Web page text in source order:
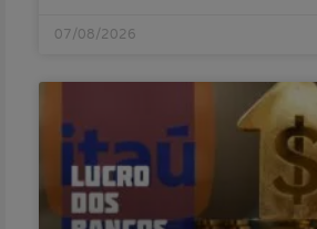
07/08/2026